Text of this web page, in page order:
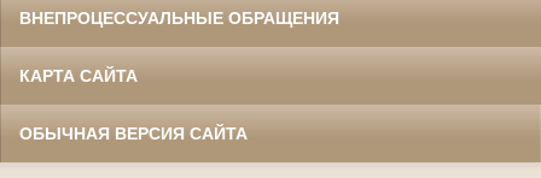
ВНЕПРОЦЕССУАЛЬНЫЕ ОБРАЩЕНИЯ
КАРТА САЙТА
ОБЫЧНАЯ ВЕРСИЯ САЙТА